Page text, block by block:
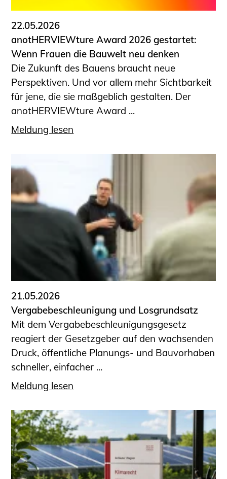
22.05.2026
anotHERVIEWture Award 2026 gestartet:
Wenn Frauen die Bauwelt neu denken
Die Zukunft des Bauens braucht neue
Perspektiven. Und vor allem mehr Sichtbarkeit
für jene, die sie maßgeblich gestalten. Der
anotHERVIEWture Award ...
Meldung lesen
21.05.2026
Vergabebeschleunigung und Losgrundsatz
Mit dem Vergabebeschleunigungsgesetz
reagiert der Gesetzgeber auf den wachsenden
Druck, öffentliche Planungs- und Bauvorhaben
schneller, einfacher ...
Meldung lesen